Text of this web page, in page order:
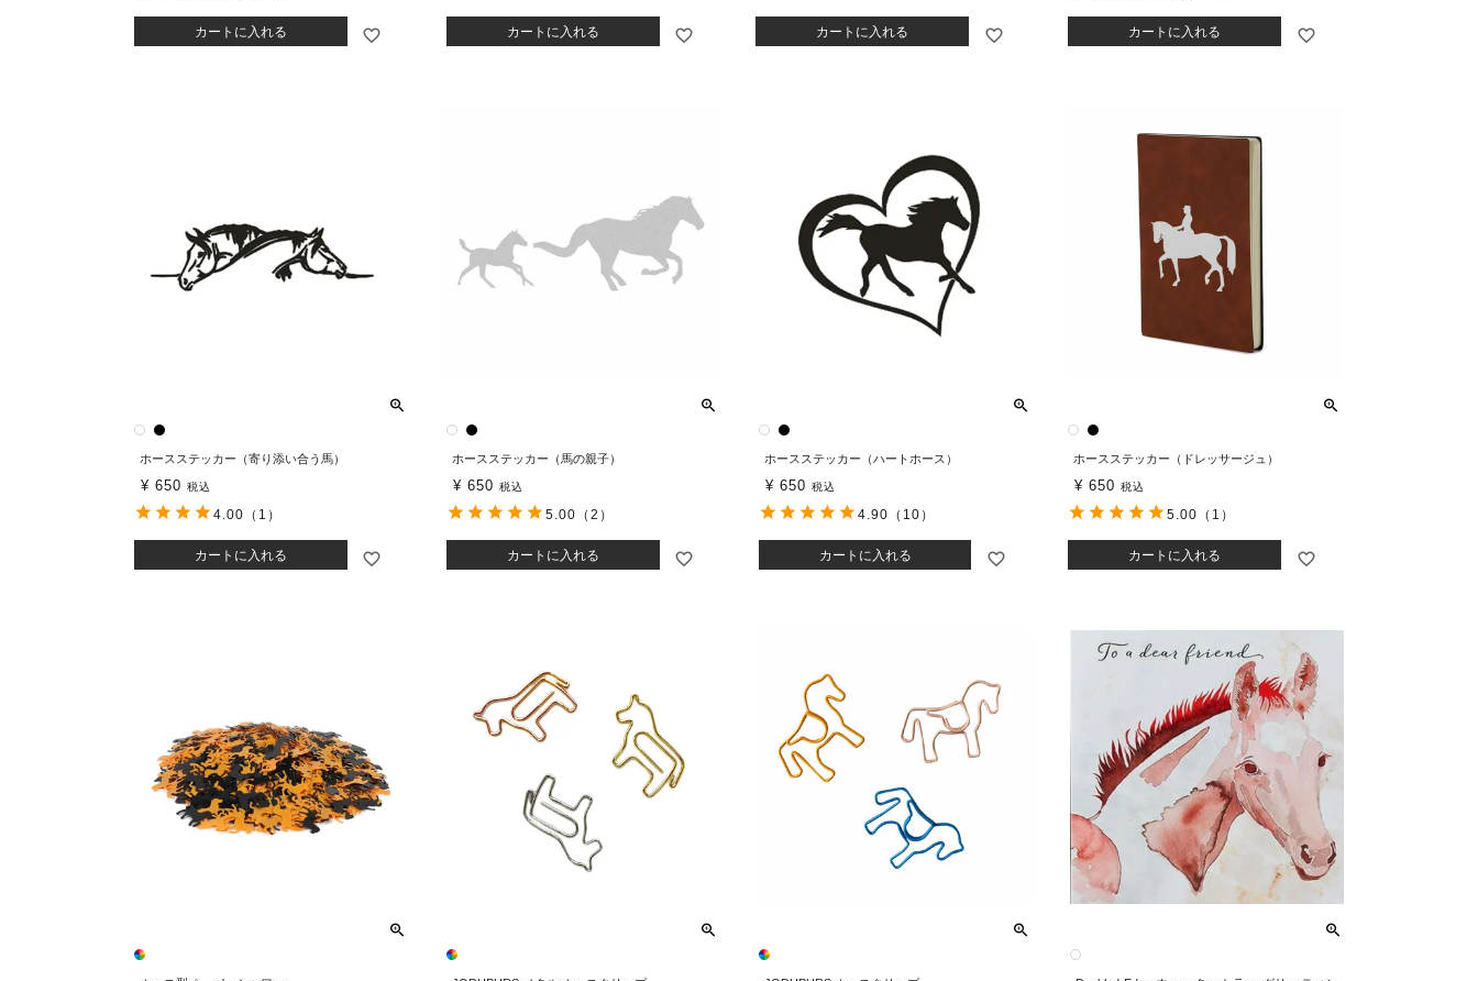
カートに入れる カートに入れる カートに入れる カートに入れる
ホースステッカー（寄り添い合う馬）
¥ 650 税込
カートに入れる
4.00 （1）
ホースステッカー（馬の親子）
¥ 650 税込
カートに入れる
5.00 （2）
ホースステッカー（ハートホース）
¥ 650 税込
カートに入れる
4.90 （10）
ホースステッカー（ドレッサージュ）
¥ 650 税込
カートに入れる
5.00 （1）